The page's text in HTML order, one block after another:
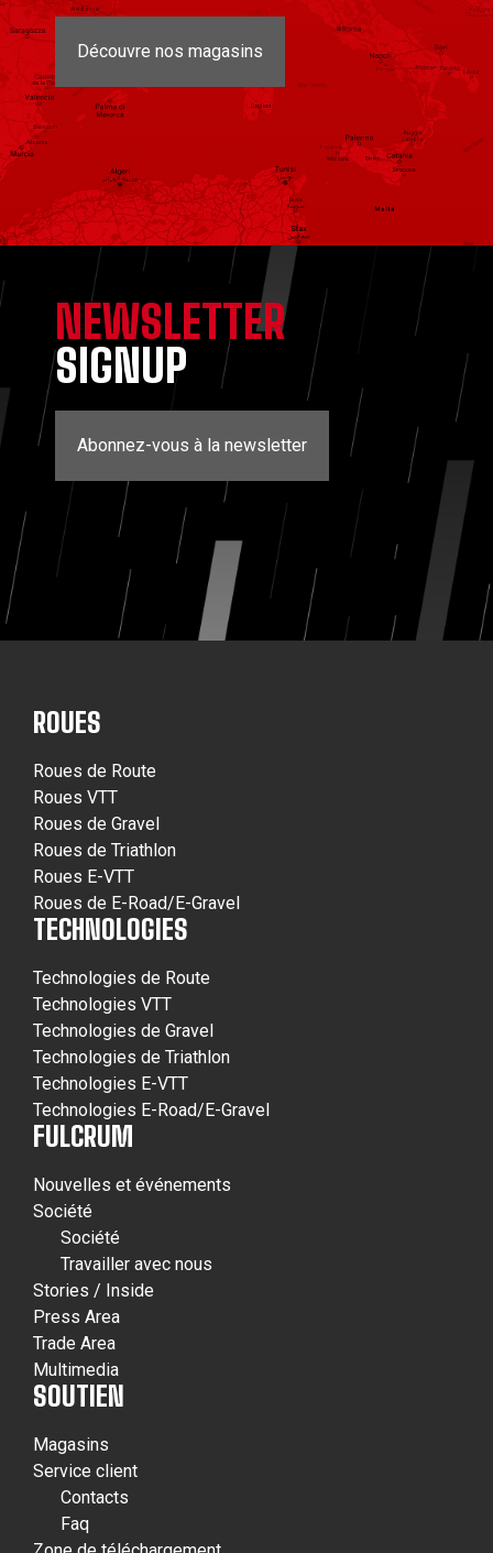
Découvre nos magasins
NEWSLETTER
SIGNUP
Abonnez-vous à la newsletter
ROUES
Roues de Route
Roues VTT
Roues de Gravel
Roues de Triathlon
Roues E-VTT
Roues de E-Road/E-Gravel
TECHNOLOGIES
Technologies de Route
Technologies VTT
Technologies de Gravel
Technologies de Triathlon
Technologies E-VTT
Technologies E-Road/E-Gravel
FULCRUM
Nouvelles et événements
Société
Société
Travailler avec nous
Stories / Inside
Press Area
Trade Area
Multimedia
SOUTIEN
Magasins
Service client
Contacts
Faq